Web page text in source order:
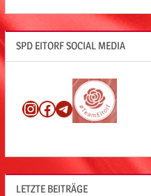
SPD EITORF SOCIAL MEDIA
Instagram
Facebook
Telegram
LETZTE BEITRÄGE